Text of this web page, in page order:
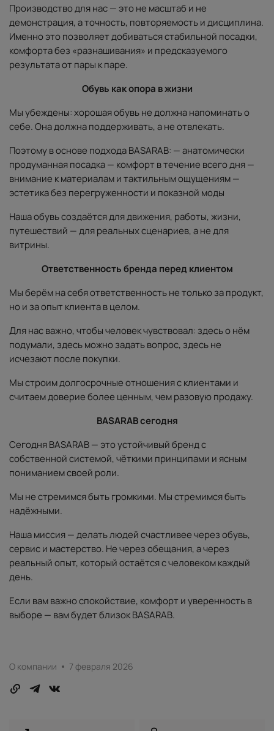
Производство для нас — это не масштаб и не
демонстрация, а точность, повторяемость и дисциплина.
Именно это позволяет добиваться стабильной посадки,
комфорта без «разнашивания» и предсказуемого
результата от пары к паре.
Обувь как опора в жизни
Мы убеждены: хорошая обувь не должна напоминать о
себе. Она должна поддерживать, а не отвлекать.
Поэтому в основе подхода BASARAB: — анатомически
продуманная посадка — комфорт в течение всего дня —
внимание к материалам и тактильным ощущениям —
эстетика без перегруженности и показной моды
Наша обувь создаётся для движения, работы, жизни,
путешествий — для реальных сценариев, а не для
витрины.
Ответственность бренда перед клиентом
Мы берём на себя ответственность не только за продукт,
но и за опыт клиента в целом.
Для нас важно, чтобы человек чувствовал: здесь о нём
подумали, здесь можно задать вопрос, здесь не
исчезают после покупки.
Мы строим долгосрочные отношения с клиентами и
считаем доверие более ценным, чем разовую продажу.
BASARAB сегодня
Сегодня BASARAB — это устойчивый бренд с
собственной системой, чёткими принципами и ясным
пониманием своей роли.
Мы не стремимся быть громкими. Мы стремимся быть
надёжными.
Наша миссия — делать людей счастливее через обувь,
сервис и мастерство. Не через обещания, а через
реальный опыт, который остаётся с человеком каждый
день.
Если вам важно спокойствие, комфорт и уверенность в
выборе — вам будет близок BASARAB.
О компании 7 февраля 2026